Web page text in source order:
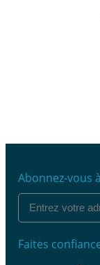
Abonnez-vous
Faites